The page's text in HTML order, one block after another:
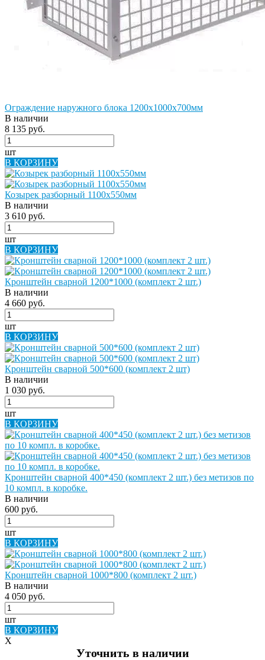
Ограждение наружного блока 1200х1000х700мм
В наличии
8 135 руб.
шт
В КОРЗИНУ
Козырек разборный 1100х550мм
В наличии
3 610 руб.
шт
В КОРЗИНУ
Кронштейн сварной 1200*1000 (комплект 2 шт.)
В наличии
4 660 руб.
шт
В КОРЗИНУ
Кронштейн сварной 500*600 (комплект 2 шт)
В наличии
1 030 руб.
шт
В КОРЗИНУ
Кронштейн сварной 400*450 (комплект 2 шт.) без метизов по
10 компл. в коробке.
В наличии
600 руб.
шт
В КОРЗИНУ
Кронштейн сварной 1000*800 (комплект 2 шт.)
В наличии
4 050 руб.
шт
В КОРЗИНУ
X
Уточнить в наличии